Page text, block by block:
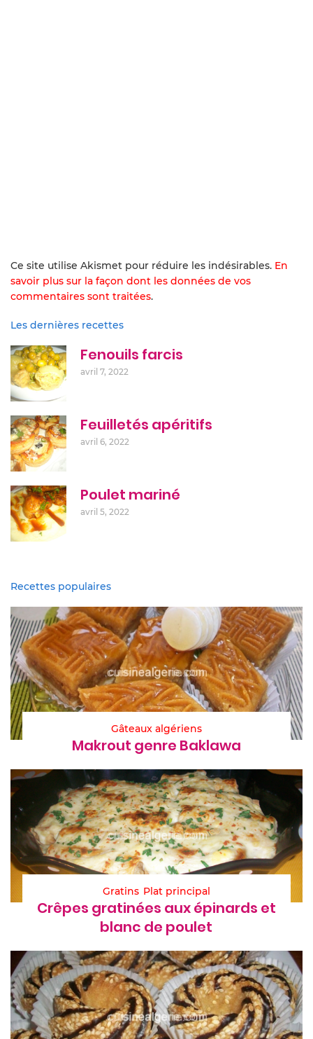
Ce site utilise Akismet pour réduire les indésirables. En
savoir plus sur la façon dont les données de vos
commentaires sont traitées.
Les dernières recettes
Fenouils farcis
avril 7, 2022
Feuilletés apéritifs
avril 6, 2022
Poulet mariné
avril 5, 2022
Recettes populaires
Gâteaux algériens
Makrout genre Baklawa
Gratins Plat principal
Crêpes gratinées aux épinards et
blanc de poulet